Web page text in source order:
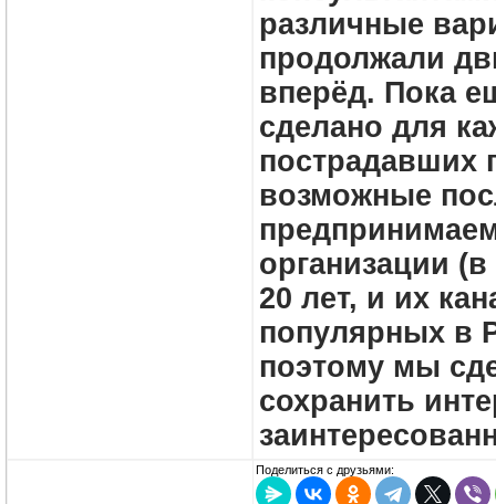
различные
продолжали
вперёд. Пока
сделано для
пострадавших
возможные
организации
20 лет, и их
популярных в
поэтому мы
сохранить
Поделиться с друзьями: